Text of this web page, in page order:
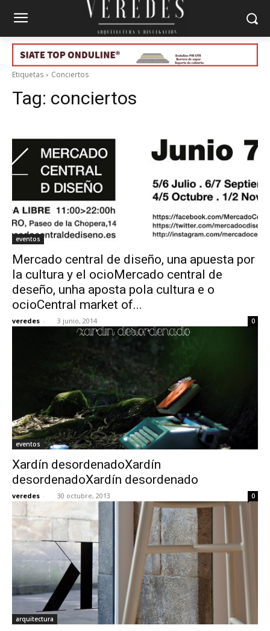
Etiquetas Conciertos
Tag: conciertos
eventos
Mercado central de diseño, una apuesta por
la cultura y el ocioMercado central de
deseño, unha aposta pola cultura e o
ocioCentral market of...
veredes - 3 junio, 2014 0
eventos
Xardín desordenadoXardín
desordenadoXardín desordenado
veredes - 30 octubre, 2013 0
arquitectura